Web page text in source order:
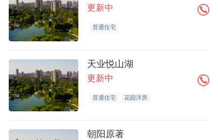
更新中
普通住宅
天业悦山湖
更新中
普通住宅 花园洋房
朝阳原著